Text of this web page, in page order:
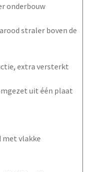
onderbouw
straler boven de
extra versterkt
uit één plaat
met vlakke